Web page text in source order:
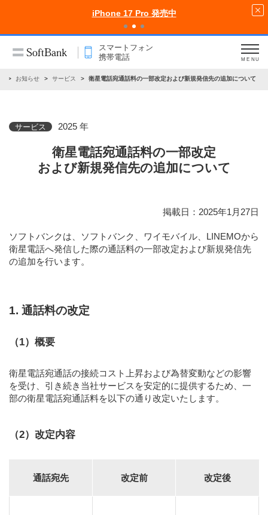
iPhone 17 Pro 発売中
スマートフォン
携帯電話
MENU
お知らせ サービス 衛星電話宛通話料の一部改定および新規発信先の追加について
サービス 2025 年
衛星電話宛通話料の一部改定
および新規発信先の追加について
掲載日：2025年1月27日
ソフトバンクは、ソフトバンク、ワイモバイル、LINEMOから
衛星電話へ発信した際の通話料の一部改定および新規発信先
の追加を行います。
1. 通話料の改定
（1）概要
衛星電話宛通話の接続コスト上昇および為替変動などの影響
を受け、引き続き当社サービスを安定的に提供するため、一
部の衛星電話宛通話料を以下の通り改定いたします。
（2）改定内容
通話宛先 改定前 改定後